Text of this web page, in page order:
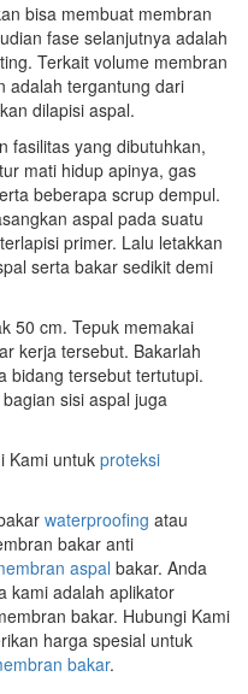
bisa membuat membran
fase selanjutnya adalah
Terkait volume membran
adalah tergantung dari
dilapisi aspal.
fasilitas yang dibutuhkan,
mati hidup apinya, gas
beberapa scrup dempul.
aspal pada suatu
primer. Lalu letakkan
serta bakar sedikit demi
50 cm. Tepuk memakai
kerja tersebut. Bakarlah
bidang tersebut tertutupi.
sisi aspal juga
Kami untuk proteksi
waterproofing atau
bakar anti
aspal bakar. Anda
kami adalah aplikator
bakar. Hubungi Kami
harga spesial untuk
bakar.